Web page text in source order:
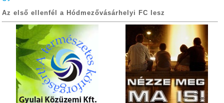
Az első ellenfél a Hódmezővásárhelyi FC lesz